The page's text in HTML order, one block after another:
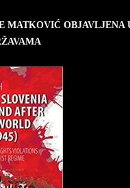
MATKOVIĆ OBJAVLJENA